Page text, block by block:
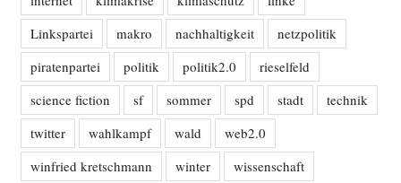
Linkspartei
makro nachhaltigkeit
netzpolitik
piratenpartei
politik politik2.0
rieselfeld
science fiction
sf sommer spd stadt
technik
twitter
wahlkampf wald
web2.0
winfried kretschmann
winter wissenschaft